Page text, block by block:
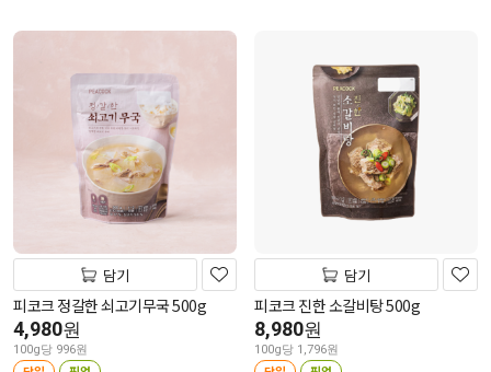
담기
피코크 정갈한 쇠고기무국 500g
4,980원
100g당 996원
담기
피코크 진한 소갈비탕 500g
8,980원
100g당 1,796원